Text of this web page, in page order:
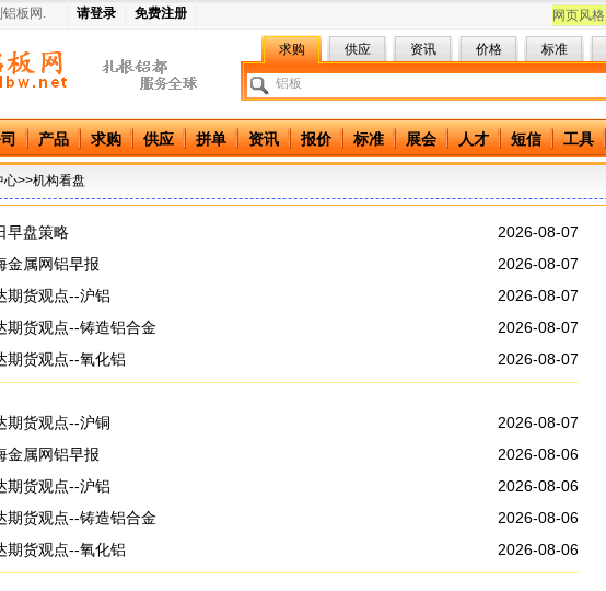
板网. 请登录 免费注册 网页风格
求购 供应 资讯 价格 标准
产品 求购 供应 拼单 资讯 报价 标准 展会 人才 短信 工具
心>>机构看盘
早盘策略
2026-08-07
金属网铝早报
2026-08-07
期货观点--沪铝
2026-08-07
期货观点--铸造铝合金
2026-08-07
期货观点--氧化铝
2026-08-07
期货观点--沪铜
2026-08-07
金属网铝早报
2026-08-06
期货观点--沪铝
2026-08-06
期货观点--铸造铝合金
2026-08-06
期货观点--氧化铝
2026-08-06